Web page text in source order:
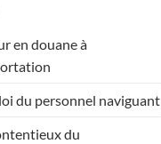
en douane à
du personnel naviguant
du